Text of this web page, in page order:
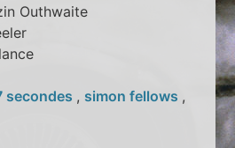
Outhwaite
secondes , simon fellows ,